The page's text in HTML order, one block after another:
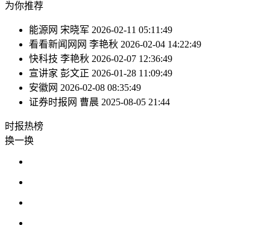
为你推荐
能源网 宋晓军 2026-02-11 05:11:49
看看新闻网网 李艳秋 2026-02-04 14:22:49
快科技 李艳秋 2026-02-07 12:36:49
宣讲家 彭文正 2026-01-28 11:09:49
安徽网 2026-02-08 08:35:49
证券时报网 曹晨 2025-08-05 21:44
时报热榜
换一换